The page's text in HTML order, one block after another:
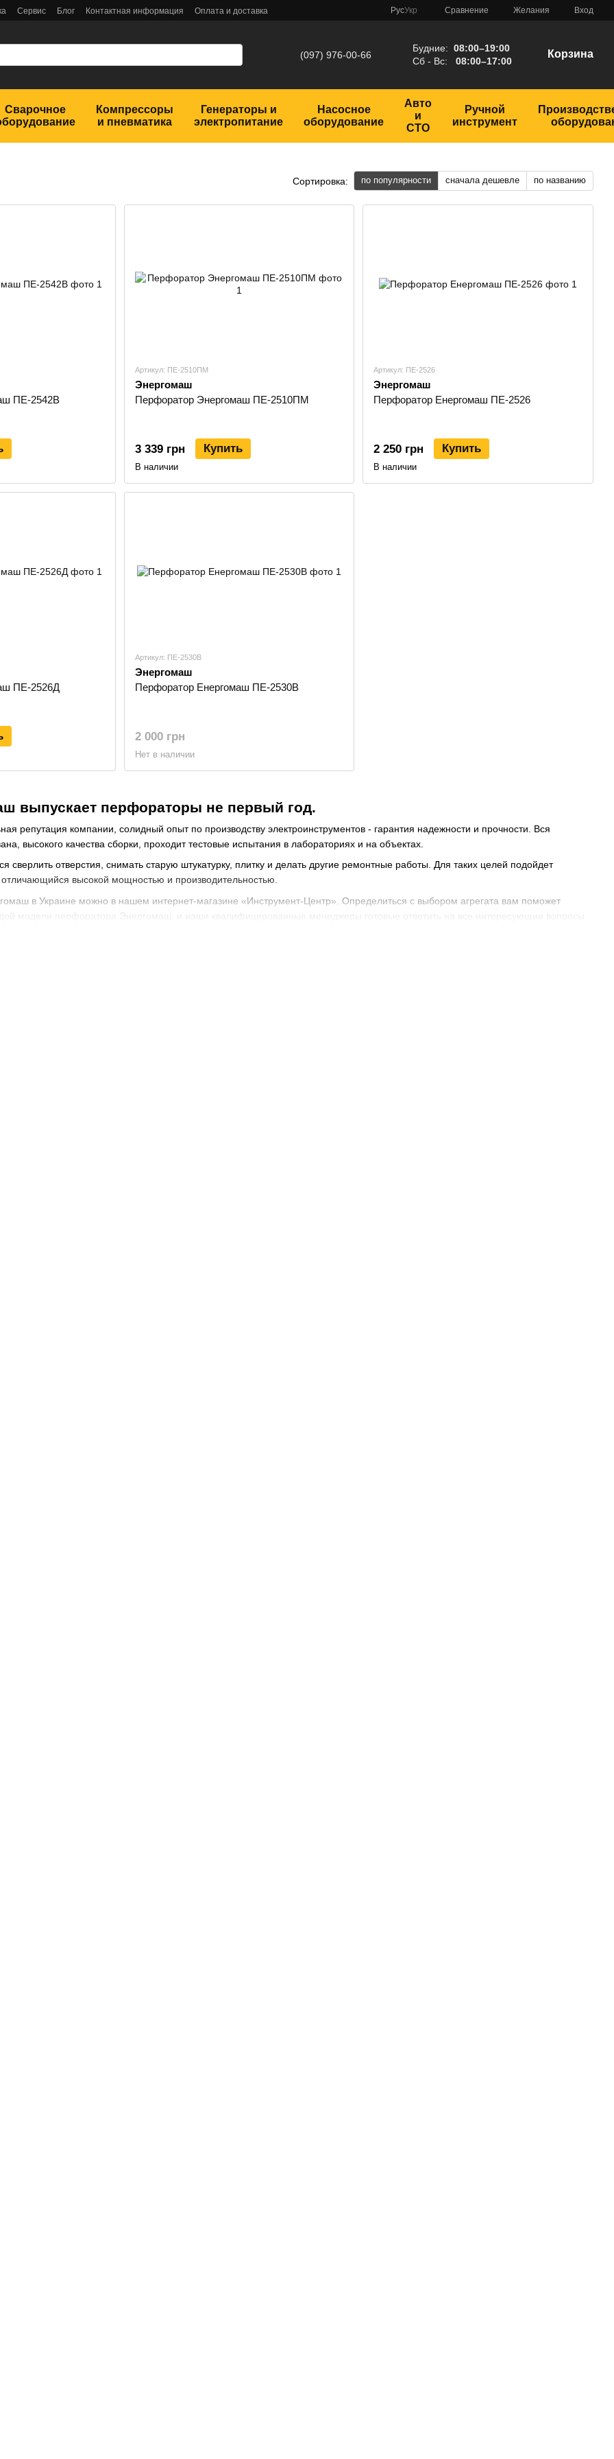
Сервис Блог Контактная информация
Оплата и доставка
РусУкр Сравнение Желания Вход
(097) 976-00-66
Будние: 08:00–19:00
Сб - Вс: 08:00–17:00
Корзина
Сварочное
Компрессоры
и пневматика
Генераторы и
электропитание
Насосное
оборудование
Авто
и
СТО
Ручной
инструмент
Сортировка: по популярности сначала дешевле по названию
выпускает перфораторы не первый год.
репутация компании, солидный опыт по производству электроинструментов - гарантия надежности и прочности. Вся
высокого качества сборки, проходит тестовые испытания в лабораториях и на объектах.
сверлить отверстия, снимать старую штукатурку, плитку и делать другие ремонтные работы. Для таких целей подойдет
высокой мощностью и производительностью.
в Украине можно в нашем интернет-магазине «Инструмент-Центр». Определиться с выбором агрегата вам поможет
модели перфоратора Энергомаш, и наши квалифицированные менеджеры готовые ответить на все интересующие вопросы.
ПЕ-2542B
Артикул: ПЕ-2510ПМ
Энергомаш
Перфоратор Энергомаш ПЕ-2510ПМ
3 339 грн Купить
В наличии
Артикул: ПЕ-2526
Энергомаш
Перфоратор Енергомаш ПЕ-2526
2 250 грн Купить
В наличии
ПЕ-2526Д
Артикул: ПЕ-2530В
Энергомаш
Перфоратор Енергомаш ПЕ-2530B
2 000 грн
Нет в наличии